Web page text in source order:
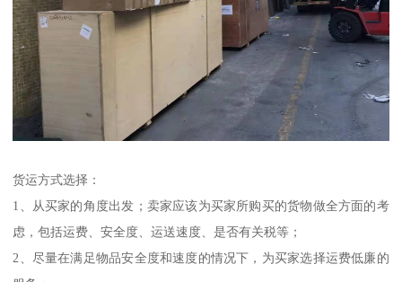
货运方式选择：
1、从买家的角度出发；卖家应该为买家所购买的货物做全方面的考
虑，包括运费、安全度、运送速度、是否有关税等；
2、尽量在满足物品安全度和速度的情况下，为买家选择运费低廉的